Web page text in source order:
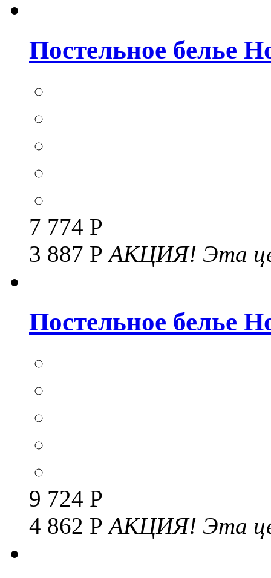
Постельное белье
7 774 Р
3 887 РАКЦИЯ! Эта
Постельное белье
9 724 Р
4 862 РАКЦИЯ! Эта